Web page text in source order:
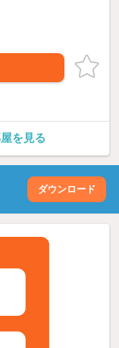
を見る
ダウンロード